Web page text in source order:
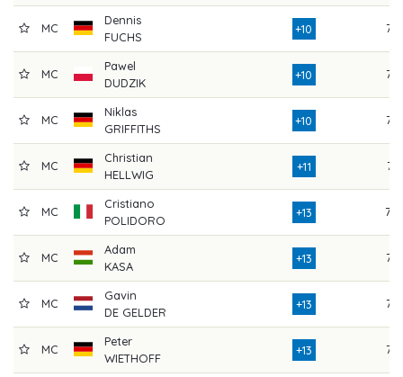
MC
Dennis
FUCHS
+10 77
MC
Pawel
DUDZIK
+10 77
MC
Niklas
GRIFFITHS
+10 75
MC
Christian
HELLWIG
+11 74
MC
Cristiano
POLIDORO
+13 78
MC
Adam
KASA
+13 76
MC
Gavin
DE GELDER
+13 77
MC
Peter
WIETHOFF
+13 77